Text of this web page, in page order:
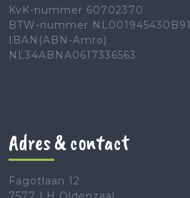
KvK-nummer 60702370
BTW-nummer NL001945430B91
IBAN(ABN-Amro)
NL34ABNA0617336563
Adres & contact
Fagotlaan 12